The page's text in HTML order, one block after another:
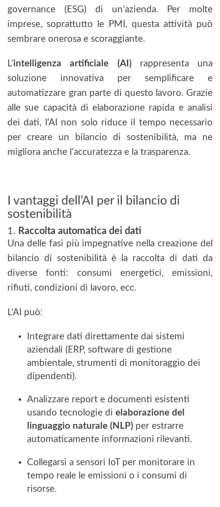
governance (ESG) di un’azienda. Per molte
imprese, soprattutto le PMI, questa attività può
sembrare onerosa e scoraggiante.
L’intelligenza artificiale (AI)rappresenta una
soluzione innovativa per semplificare e
automatizzare gran parte di questo lavoro. Grazie
alle sue capacità di elaborazione rapida e analisi
dei dati, l’AI non solo riduce il tempo necessario
per creare un bilancio di sostenibilità, ma ne
migliora anche l’accuratezza e la trasparenza.
I vantaggi dell’AI per il bilancio di
sostenibilità
1. Raccolta automatica dei dati
Una delle fasi più impegnative nella creazione del
bilancio di sostenibilità è la raccolta di dati da
diverse fonti: consumi energetici, emissioni,
rifiuti, condizioni di lavoro, ecc.
L’AI può:
Integrare dati direttamente dai sistemi
aziendali (ERP, software di gestione
ambientale, strumenti di monitoraggio dei
dipendenti).
Analizzare report e documenti esistenti
usando tecnologie di elaborazione del
linguaggio naturale (NLP) per estrarre
automaticamente informazioni rilevanti.
Collegarsi a sensori IoT per monitorare in
tempo reale le emissioni o i consumi di
risorse.